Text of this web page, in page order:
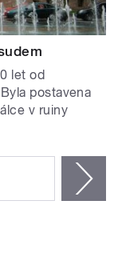
let od
postavena
v ruiny